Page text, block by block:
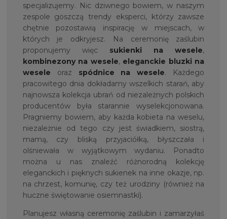
specjalizujemy. Nic dziwnego bowiem, w naszym
zespole goszczą trendy eksperci, którzy zawsze
chętnie pozostawią inspirację w miejscach, w
których je odkryjesz. Na ceremonię zaślubin
proponujemy więc
sukienki na wesele,
kombinezony na wesele, eleganckie bluzki na
wesele oraz spódnice na wesele. Każdego
pracowitego dnia dokładamy wszelkich starań, aby
najnowsza kolekcja ubrań od niezależnych polskich
producentów była starannie wyselekcjonowana.
Pragniemy bowiem, aby każda kobieta na weselu,
niezależnie od tego czy jest świadkiem, siostrą,
mamą, czy bliską przyjaciółką, błyszczała i
olśniewała w wyjątkowym wydaniu. Ponadto
można u nas znaleźć różnorodną kolekcję
eleganckich i pięknych sukienek na inne okazje, np.
na chrzest, komunię, czy też urodziny (również na
huczne świętowanie osiemnastki).
Planujesz własną ceremonię zaślubin i zamarzyłaś